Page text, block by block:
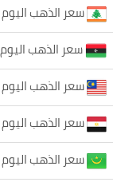
سعر الذهب
سعر الذهب
سعر الذهب
سعر الذهب
سعر الذهب